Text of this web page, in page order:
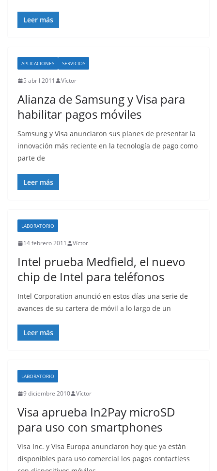
Leer más
APLICACIONES SERVICIOS
5 abril 2011 Víctor
Alianza de Samsung y Visa para
habilitar pagos móviles
Samsung y Visa anunciaron sus planes de presentar la
innovación más reciente en la tecnología de pago como
parte de
Leer más
LABORATORIO
14 febrero 2011 Víctor
Intel prueba Medfield, el nuevo
chip de Intel para teléfonos
Intel Corporation anunció en estos días una serie de
avances de su cartera de móvil a lo largo de un
Leer más
LABORATORIO
9 diciembre 2010 Víctor
Visa aprueba In2Pay microSD
para uso con smartphones
Visa Inc. y Visa Europa anunciaron hoy que ya están
disponibles para uso comercial los pagos contactless